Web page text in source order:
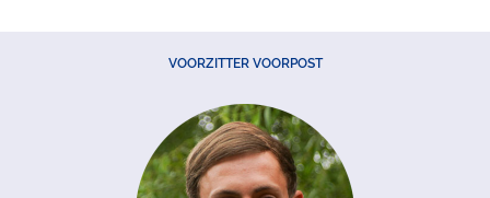
VOORZITTER VOORPOST